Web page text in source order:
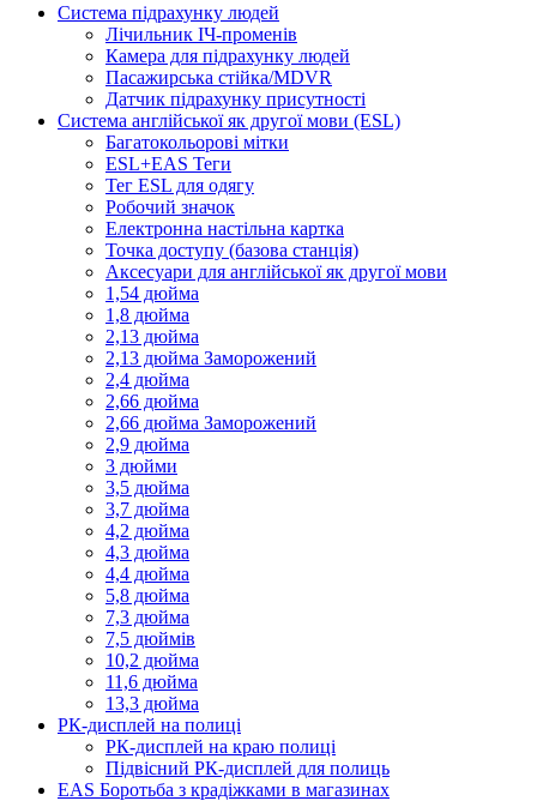
Система підрахунку людей
Лічильник ІЧ-променів
Камера для підрахунку людей
Пасажирська стійка/MDVR
Датчик підрахунку присутності
Система англійської як другої мови (ESL)
Багатокольорові мітки
ESL+EAS Теги
Тег ESL для одягу
Робочий значок
Електронна настільна картка
Точка доступу (базова станція)
Аксесуари для англійської як другої мови
1,54 дюйма
1,8 дюйма
2,13 дюйма
2,13 дюйма Заморожений
2,4 дюйма
2,66 дюйма
2,66 дюйма Заморожений
2,9 дюйма
3 дюйми
3,5 дюйма
3,7 дюйма
4,2 дюйма
4,3 дюйма
4,4 дюйма
5,8 дюйма
7,3 дюйма
7,5 дюймів
10,2 дюйма
11,6 дюйма
13,3 дюйма
РК-дисплей на полиці
РК-дисплей на краю полиці
Підвісний РК-дисплей для полиць
EAS Боротьба з крадіжками в магазинах